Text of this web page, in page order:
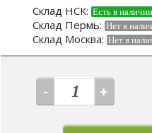
Склад НСК: Есть в наличии
Склад Пермь: Нет в
Склад Москва: Нет в